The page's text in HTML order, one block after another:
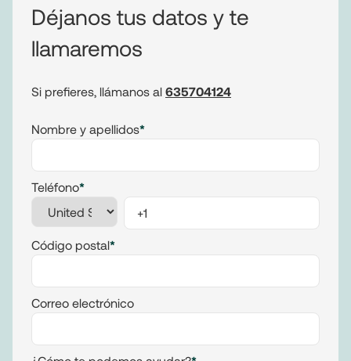
Déjanos tus datos y te
llamaremos
Si prefieres, llámanos al 635704124
Nombre y apellidos*
Teléfono*
Código postal*
Correo electrónico